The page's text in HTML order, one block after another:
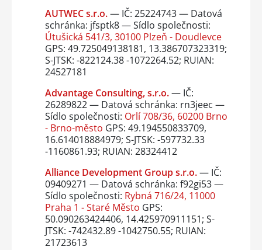
AUTWEC s.r.o.— IČ: 25224743 — Datová
schránka: jfsptk8 — Sídlo společnosti:
Útušická 541/3, 30100 Plzeň - Doudlevce
GPS: 49.725049138181, 13.386707323319;
S-JTSK: -822124.38 -1072264.52; RUIAN:
24527181
Advantage Consulting, s.r.o.— IČ:
26289822 — Datová schránka: rn3jeec —
Sídlo společnosti: Orlí 708/36, 60200 Brno
- Brno-město GPS: 49.194550833709,
16.614018884979; S-JTSK: -597732.33
-1160861.93; RUIAN: 28324412
Alliance Development Group s.r.o.— IČ:
09409271 — Datová schránka: f92gi53 —
Sídlo společnosti: Rybná 716/24, 11000
Praha 1 - Staré Město GPS:
50.090263424406, 14.425970911151; S-
JTSK: -742432.89 -1042750.55; RUIAN:
21723613